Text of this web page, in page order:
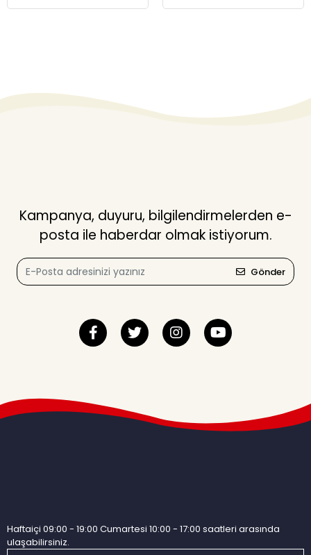
Kampanya, duyuru, bilgilendirmelerden e-
posta ile haberdar olmak istiyorum.
Gönder
Haftaiçi 09:00 - 19:00 Cumartesi 10:00 - 17:00 saatleri arasında
ulaşabilirsiniz.